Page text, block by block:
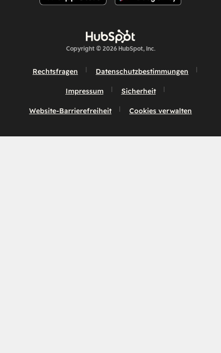
Copyright © 2026 HubSpot, Inc.
Rechtsfragen Datenschutzbestimmungen
Impressum Sicherheit
Website-Barrierefreiheit Cookies verwalten